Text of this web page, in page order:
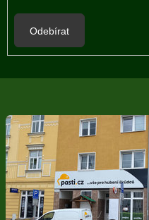
Odebírat
p
a